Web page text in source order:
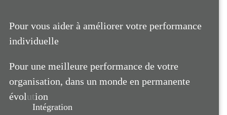
Pour vous aider à améliorer votre performance
individuelle
Pour une meilleure performance de votre
organisation, dans un monde en permanente
évolution
Intégration